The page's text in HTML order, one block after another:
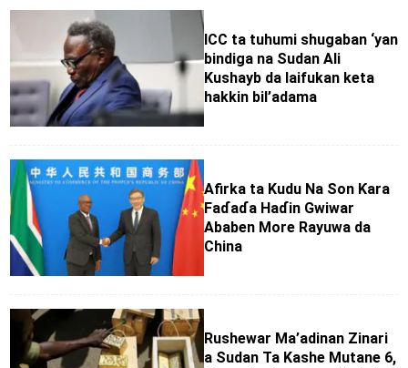
ICC ta tuhumi shugaban ‘yan
bindiga na Sudan Ali
Kushayb da laifukan keta
hakkin bil’adama
Afirka ta Kudu Na Son Ƙara
Faɗaɗa Haɗin Gwiwar
Ababen More Rayuwa da
China
Rushewar Ma’adinan Zinari
a Sudan Ta Kashe Mutane 6,